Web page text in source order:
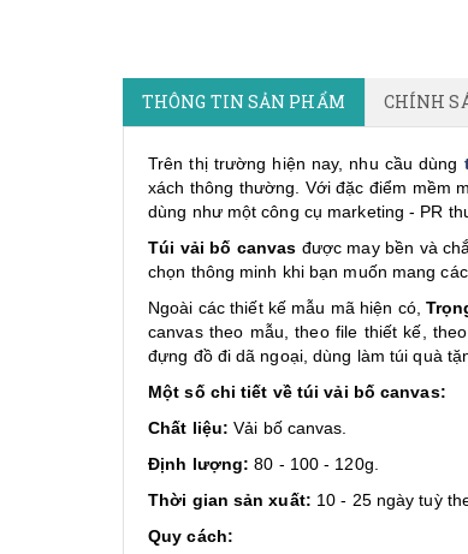
THÔNG TIN SẢN PHẨM CHÍNH
Trên thị trường hiện nay, nhu cầu dùng
xách thông thường. Với đặc điểm mềm
dùng như một công cụ marketing - PR
Túi vải bố canvas được may bền và
chọn thông minh khi bạn muốn mang
Ngoài các thiết kế mẫu mã hiện có,
canvas theo mẫu, theo file thiết kế,
đựng đồ đi dã ngoại, dùng làm túi quà
Một số chi tiết về túi vải bố canvas:
Chất liệu: Vải bố canvas.
Định lượng: 80 - 100 - 120g.
Thời gian sản xuất: 10 - 25 ngày tuỳ
Quy cách: